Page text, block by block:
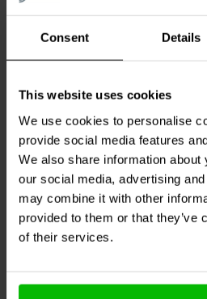
Consent Details
This website uses cookies
We use cookies to personalise
provide social media features
We also share information
our social media, advertising
may combine it with other
provided to them or that they’ve
of their services.
Wege Crossover mit
Hochtönerschutz
1
klantbeoordelingen
Vergleichen
6 Auf Lager